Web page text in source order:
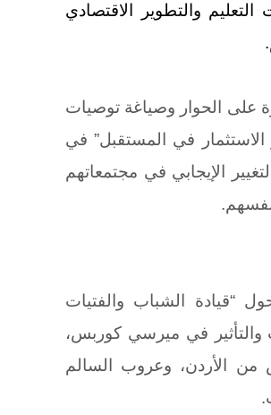
والتطوير الاقتصادي
على الحوار وصياغة توصيات
في المستقبل” في
الإيجابي في مجتمعاتهم
“قيادة الشباب والفتيات
والتأثير في ميرسي كوربس،
الأردن، وعروب السالم